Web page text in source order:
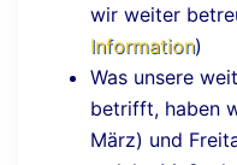
wir weiter
Information)
Was unsere
betrifft, haben
März) und